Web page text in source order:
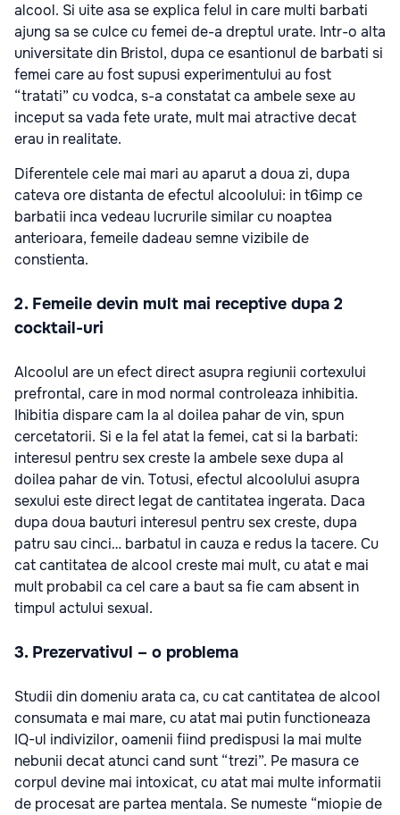
alcool. Si uite asa se explica felul in care multi barbati
ajung sa se culce cu femei de-a dreptul urate. Intr-o alta
universitate din Bristol, dupa ce esantionul de barbati si
femei care au fost supusi experimentului au fost
“tratati” cu vodca, s-a constatat ca ambele sexe au
inceput sa vada fete urate, mult mai atractive decat
erau in realitate.
Diferentele cele mai mari au aparut a doua zi, dupa
cateva ore distanta de efectul alcoolului: in t6imp ce
barbatii inca vedeau lucrurile similar cu noaptea
anterioara, femeile dadeau semne vizibile de
constienta.
2. Femeile devin mult mai receptive dupa 2
cocktail-uri
Alcoolul are un efect direct asupra regiunii cortexului
prefrontal, care in mod normal controleaza inhibitia.
Ihibitia dispare cam la al doilea pahar de vin, spun
cercetatorii. Si e la fel atat la femei, cat si la barbati:
interesul pentru sex creste la ambele sexe dupa al
doilea pahar de vin. Totusi, efectul alcoolului asupra
sexului este direct legat de cantitatea ingerata. Daca
dupa doua bauturi interesul pentru sex creste, dupa
patru sau cinci… barbatul in cauza e redus la tacere. Cu
cat cantitatea de alcool creste mai mult, cu atat e mai
mult probabil ca cel care a baut sa fie cam absent in
timpul actului sexual.
3. Prezervativul – o problema
Studii din domeniu arata ca, cu cat cantitatea de alcool
consumata e mai mare, cu atat mai putin functioneaza
IQ-ul indivizilor, oamenii fiind predispusi la mai multe
nebunii decat atunci cand sunt “trezi”. Pe masura ce
corpul devine mai intoxicat, cu atat mai multe informatii
de procesat are partea mentala. Se numeste “miopie de